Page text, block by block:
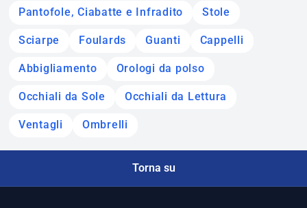
Pantofole, Ciabatte e Infradito Stole
Sciarpe Foulards Guanti Cappelli
Abbigliamento Orologi da polso
Occhiali da Sole Occhiali da Lettura
Ventagli Ombrelli
Torna su